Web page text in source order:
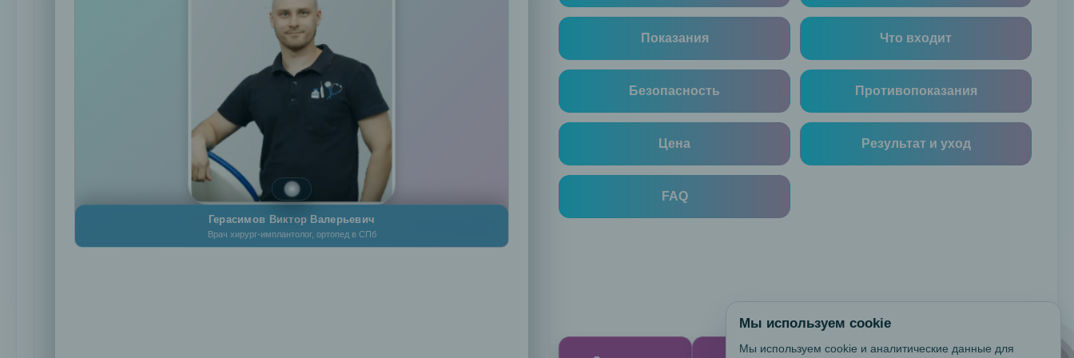
Элайнеры
Показания Что входит
Безопасность Противопоказания
Цена Результат и уход
FAQ
Герасимов Виктор Валерьевич
Врач хирург-имплантолог, ортопед в СПб
Мы используем cookie
Мы используем cookie и аналитические данные для